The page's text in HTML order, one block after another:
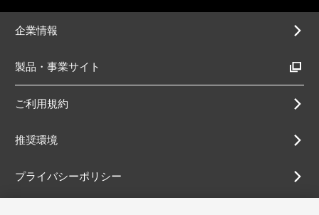
企業情報
製品・事業サイト
ご利用規約
推奨環境
プライバシーポリシー